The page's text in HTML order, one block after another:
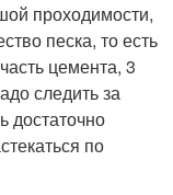
проходимости,
песка, то есть
цемента, 3
следить за
достаточно
по